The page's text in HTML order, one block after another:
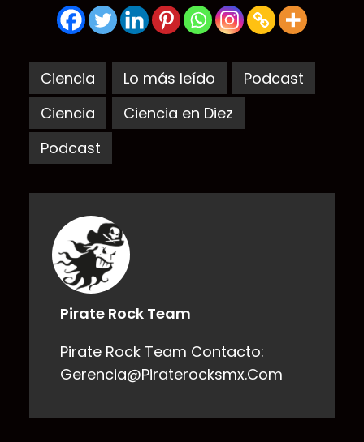
Ciencia Lo más leído
Podcast
Ciencia
Ciencia en Diez
Podcast
Pirate Rock Team
Pirate Rock Team Contacto:
Gerencia@piraterocksmx.com